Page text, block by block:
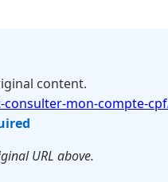
content.
mon-compte-
URL above.